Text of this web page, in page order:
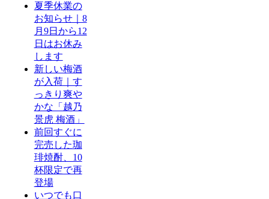
夏季休業の
お知らせ｜8
月9日から12
日はお休み
します
新しい梅酒
が入荷｜す
っきり爽や
かな「越乃
景虎 梅酒」
前回すぐに
完売した珈
琲焼酎、10
杯限定で再
登場
いつでも口